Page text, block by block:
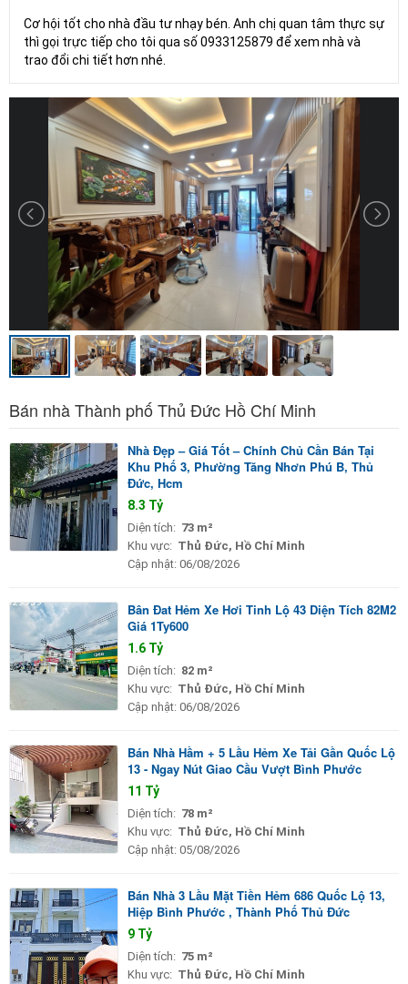
Cơ hội tốt cho nhà đầu tư nhạy bén. Anh chị quan tâm thực sự
thì gọi trực tiếp cho tôi qua số 0933125879 để xem nhà và
trao đổi chi tiết hơn nhé.
Bán nhà Thành phố Thủ Đức Hồ Chí Minh
Nhà Đẹp – Giá Tốt – Chính Chủ Cần Bán Tại
Khu Phố 3, Phường Tăng Nhơn Phú B, Thủ
Đức, Hcm
8.3 Tỷ
Diện tích: 73 m²
Khu vực: Thủ Đức, Hồ Chí Minh
Cập nhật: 06/08/2026
Bân Đat Hẻm Xe Hơi Tinh Lộ 43 Diện Tích 82M2
Giá 1Ty600
1.6 Tỷ
Diện tích: 82 m²
Khu vực: Thủ Đức, Hồ Chí Minh
Cập nhật: 06/08/2026
Bán Nhà Hầm + 5 Lầu Hẻm Xe Tải Gần Quốc Lộ
13 - Ngay Nút Giao Cầu Vượt Bình Phước
11 Tỷ
Diện tích: 78 m²
Khu vực: Thủ Đức, Hồ Chí Minh
Cập nhật: 05/08/2026
Bán Nhà 3 Lầu Mặt Tiền Hẻm 686 Quốc Lộ 13,
Hiệp Bình Phước , Thành Phố Thủ Đức
9 Tỷ
Diện tích: 75 m²
Khu vực: Thủ Đức, Hồ Chí Minh